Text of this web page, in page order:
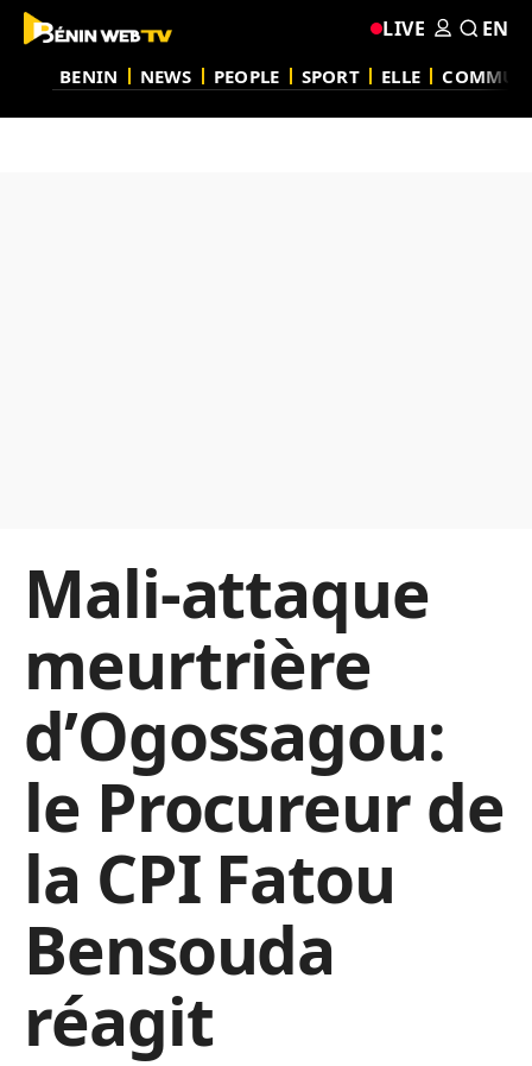
BENIN NEWS PEOPLE SPORT ELLE
LIVE EN
Mali-attaque
meurtrière
d’Ogossagou:
le Procureur de
la CPI Fatou
Bensouda
réagit